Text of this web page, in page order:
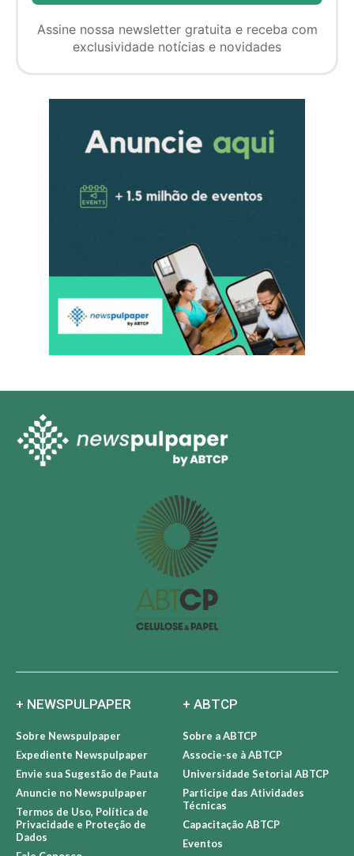
Assine nossa newsletter gratuita e receba com
exclusividade notícias e novidades
+ NEWSPULPAPER
Sobre Newspulpaper
Expediente Newspulpaper
Envie sua Sugestão de Pauta
Anuncie no Newspulpaper
Termos de Uso, Política de
Privacidade e Proteção de
Dados
+ ABTCP
Sobre a ABTCP
Associe-se à ABTCP
Universidade Setorial ABTCP
Participe das Atividades
Técnicas
Capacitação ABTCP
Eventos